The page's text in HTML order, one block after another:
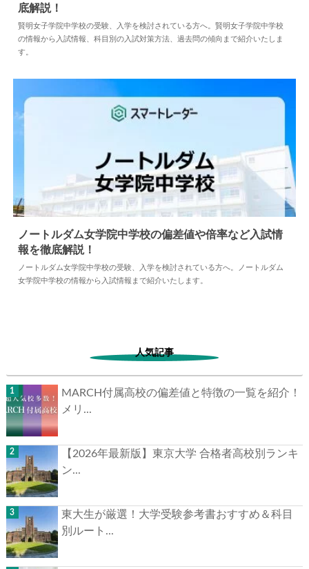
中学情報 2024.04.02
底解説！
賢明女子学院中学校の受験、入学を検討されている方へ。賢明女子学院中学校
の情報から入試情報、科目別の入試対策方法、過去問の傾向まで紹介いたしま
す。
中学情報 2024.05.10
ノートルダム女学院中学校の偏差値や倍率など入試情
報を徹底解説！
ノートルダム女学院中学校の受験、入学を検討されている方へ。ノートルダム
女学院中学校の情報から入試情報まで紹介いたします。
人気記事
MARCH付属高校の偏差値と特徴の一覧を紹介！
メリ...
【2026年最新版】東京大学 合格者高校別ランキ
ン...
東大生が厳選！大学受験参考書おすすめ＆科目
別ルート...